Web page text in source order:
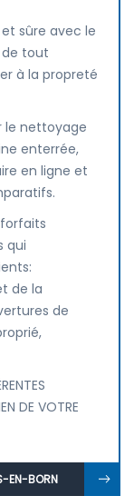
sûre avec le
tout
à la propreté
le nettoyage
enterrée,
en ligne et
qui
de la
de
DE VOTRE
EN-BORN